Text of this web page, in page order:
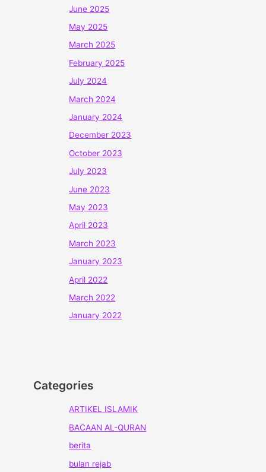
June 2025
May 2025
March 2025
February 2025
July 2024
March 2024
January 2024
December 2023
October 2023
July 2023
June 2023
May 2023
April 2023
March 2023
January 2023
April 2022
March 2022
January 2022
Categories
ARTIKEL ISLAMIK
BACAAN AL-QURAN
berita
bulan rejab